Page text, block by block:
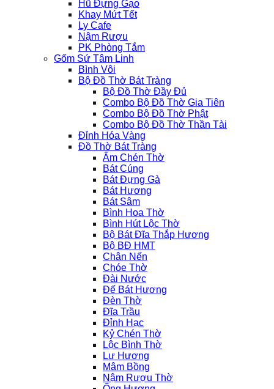
Hũ Đựng Gạo
Khay Mứt Tết
Ly Cafe
Nậm Rượu
PK Phòng Tắm
Gốm Sứ Tâm Linh
Bình Vôi
Bộ Đồ Thờ Bát Tràng
Bộ Đồ Thờ Đầy Đủ
Combo Bộ Đồ Thờ Gia Tiên
Combo Bộ Đồ Thờ Phật
Combo Bộ Đồ Thờ Thần Tài
Đỉnh Hóa Vàng
Đồ Thờ Bát Tràng
Ấm Chén Thờ
Bát Cúng
Bát Đựng Gà
Bát Hương
Bát Sâm
Bình Hoa Thờ
Bình Hút Lộc Thờ
Bộ Bát Đĩa Thắp Hương
Bộ BĐ HMT
Chân Nến
Chóe Thờ
Đài Nước
Đế Bát Hương
Đèn Thờ
Đĩa Trầu
Đỉnh Hạc
Kỷ Chén Thờ
Lộc Bình Thờ
Lư Hương
Mâm Bồng
Nậm Rượu Thờ